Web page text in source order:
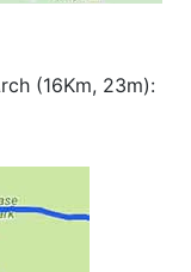
(16Km, 23m):